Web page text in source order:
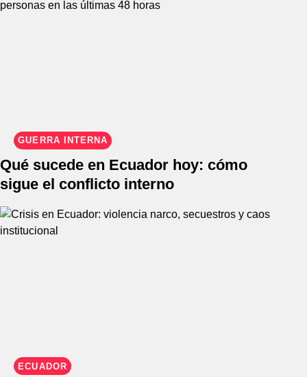
GUERRA INTERNA
Qué sucede en Ecuador hoy: cómo
sigue el conflicto interno
ECUADOR